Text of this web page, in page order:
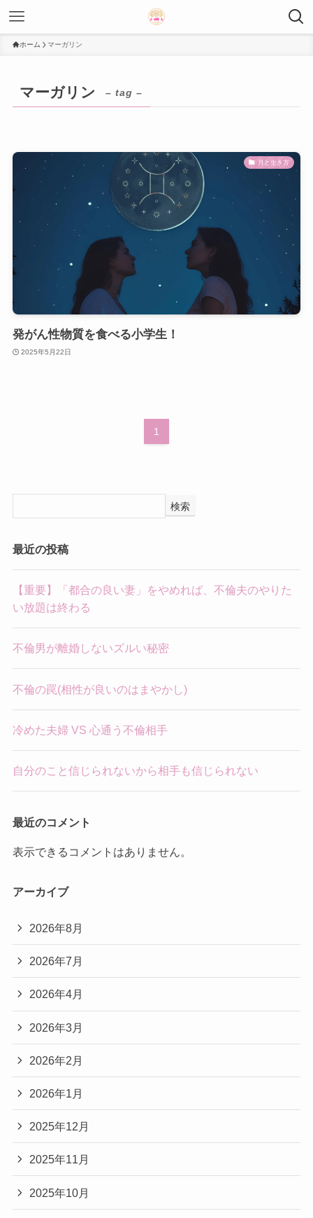
ホーム マーガリン
マーガリン – tag –
月と生き方
発がん性物質を食べる小学生！
2025年5月22日
1
検索
最近の投稿
【重要】「都合の良い妻」をやめれば、不倫夫のやりた
い放題は終わる
不倫男が離婚しないズルい秘密
不倫の罠(相性が良いのはまやかし)
冷めた夫婦 VS 心通う不倫相手
自分のこと信じられないから相手も信じられない
最近のコメント
表示できるコメントはありません。
アーカイブ
2026年8月
2026年7月
2026年4月
2026年3月
2026年2月
2026年1月
2025年12月
2025年11月
2025年10月